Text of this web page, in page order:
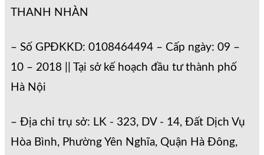
THANH NHÀN
– Số GPĐKKD: 0108464494 – Cấp ngày: 09 –
10 – 2018 || Tại sở kế hoạch đầu tư thành phố
Hà Nội
– Địa chỉ trụ sở: LK - 323, DV - 14, Đất Dịch Vụ
Hòa Bình, Phường Yên Nghĩa, Quận Hà Đông,